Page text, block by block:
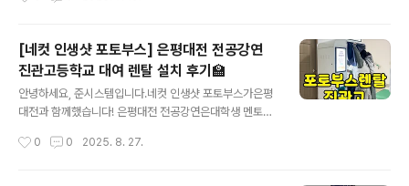
습니다📸 [인파서블 서포터즈 1기] ISW SURF 2024 (2
024 인천스타트업위크 SURF) - 행사의 현장 속으로~
😎안녕하세요! ISW SURF 2024 인파서블 서포터즈 1기
이송은입니다 :) 오늘은 기다리고~ 기다리던 I...blog.nav
포토부스를 담아주신행사 서포터즈 분의 글을인용해 봅니
[네컷 인생샷 포토부스] 은평대전 전공강연
진관고등학교 대여 렌탈 설치 후기🏫
안녕하세요, 준시스템입니다.​네컷 인생샷 포토부스가은평
대전과 함께했습니다! 은평대전 전공강연은대학생 멘토들
는 프로그램인데요,​올해 스타트를 끊은학교는 바로~진관
0 0 2025. 8. 27.